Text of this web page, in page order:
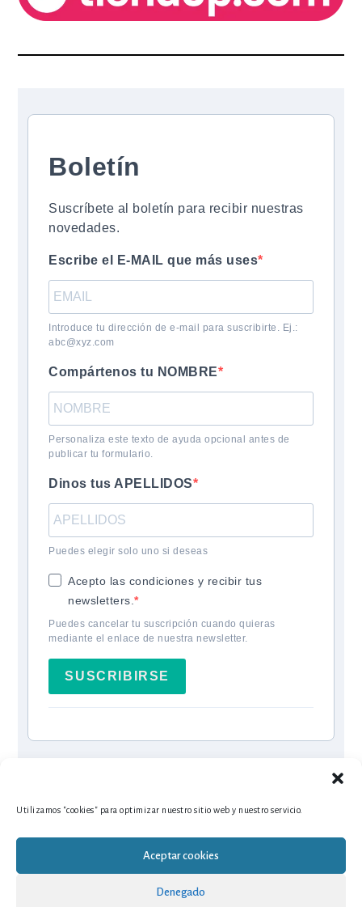
Utilizamos "cookies" para optimizar nuestro sitio web y nuestro servicio.
Aceptar cookies
Denegado
Boletín
Suscríbete al boletín para recibir nuestras
novedades.
Escribe el E-MAIL que más uses
Introduce tu dirección de e-mail para suscribirte. Ej.:
abc@xyz.com
Compártenos tu NOMBRE
Personaliza este texto de ayuda opcional antes de
publicar tu formulario.
Dinos tus APELLIDOS
Puedes elegir solo uno si deseas
Acepto las condiciones y recibir tus
newsletters.
Puedes cancelar tu suscripción cuando quieras
mediante el enlace de nuestra newsletter.
SUSCRIBIRSE